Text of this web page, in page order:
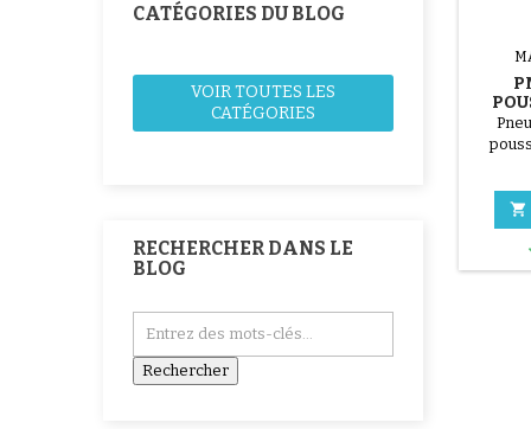
CATÉGORIES DU BLOG
VOIR TOUTES LES
CATÉGORIES
RECHERCHER DANS LE
BLOG
